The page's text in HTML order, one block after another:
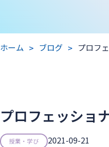
ホーム ブログ プロフ
プロフェッショ
授業・学び 2021-09-21